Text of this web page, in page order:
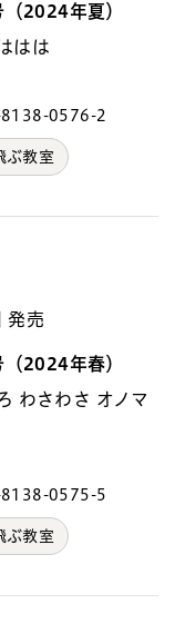
2024年夏）
はは
8138-0576-2
ぶ教室
発売
2024年春）
わさわさ オノマ
8138-0575-5
ぶ教室